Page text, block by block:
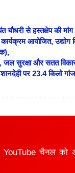
चौधरी से हस्तक्षेप की मांग
आयोजित,
जल सुरक्षा और सतत
पर 23.4 किलो
YouTube चैनल को